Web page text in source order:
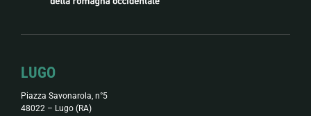
LUGO
Piazza Savonarola, n°5
48022 – Lugo (RA)